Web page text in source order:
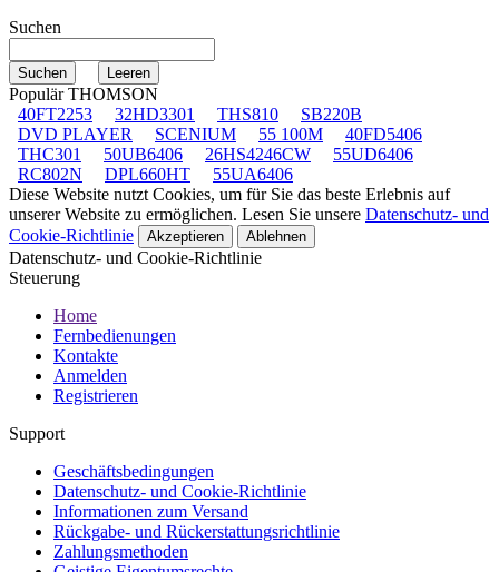
Suchen
Populär THOMSON
40FT2253
32HD3301 THS810
SB220B
DVD PLAYER
SCENIUM 55 100M
40FD5406
THC301
50UB6406 26HS4246CW
55UD6406
RC802N
DPL660HT
55UA6406
Diese Website nutzt Cookies, um für Sie das beste Erlebnis auf
unserer Website zu ermöglichen. Lesen Sie unsere Datenschutz- und
Cookie-Richtlinie
Akzeptieren Ablehnen
Datenschutz- und Cookie-Richtlinie
Steuerung
Home
Fernbedienungen
Kontakte
Anmelden
Registrieren
Support
Geschäftsbedingungen
Datenschutz- und Cookie-Richtlinie
Informationen zum Versand
Rückgabe- und Rückerstattungsrichtlinie
Zahlungsmethoden